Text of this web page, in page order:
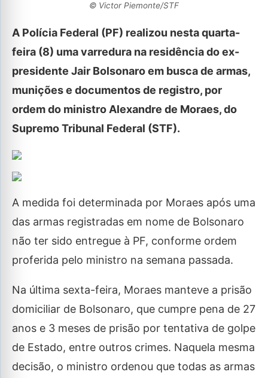
© Victor Piemonte/STF
A Polícia Federal (PF) realizou nesta quarta-
feira (8) uma varredura na residência do ex-
presidente Jair Bolsonaro em busca de armas,
munições e documentos de registro, por
ordem do ministro Alexandre de Moraes, do
Supremo Tribunal Federal (STF).
A medida foi determinada por Moraes após uma
das armas registradas em nome de Bolsonaro
não ter sido entregue à PF, conforme ordem
proferida pelo ministro na semana passada.
Na última sexta-feira, Moraes manteve a prisão
domiciliar de Bolsonaro, que cumpre pena de 27
anos e 3 meses de prisão por tentativa de golpe
de Estado, entre outros crimes. Naquela mesma
decisão, o ministro ordenou que todas as armas